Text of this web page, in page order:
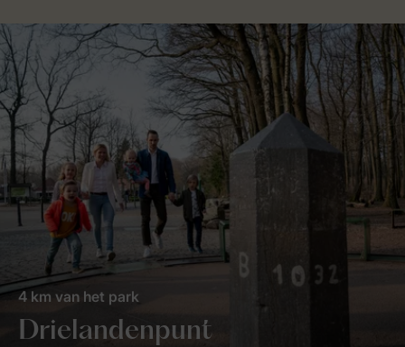
Drielandenpunt
4 km van het park